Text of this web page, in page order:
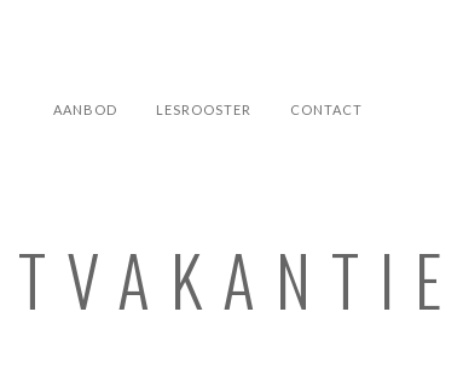
AANBOD LESROOSTER CONTACT